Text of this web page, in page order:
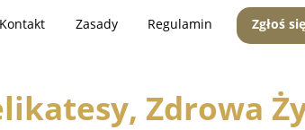
Kontakt Zasady Regulamin Zgłoś się
Zdrowa